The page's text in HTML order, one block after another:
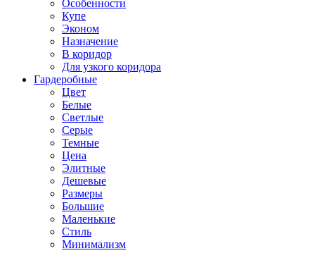
Особенности
Купе
Эконом
Назначение
В коридор
Для узкого коридора
Гардеробные
Цвет
Белые
Светлые
Серые
Темные
Цена
Элитные
Дешевые
Размеры
Большие
Маленькие
Стиль
Минимализм